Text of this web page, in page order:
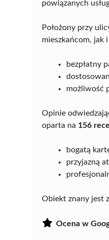
powiązanych
Położony przy
mieszkańcom, jak
bezpłatny
możliwość
Opinie
oparta na 156
bogatą
przyjazną
Obiekt znany jest
Ocena w